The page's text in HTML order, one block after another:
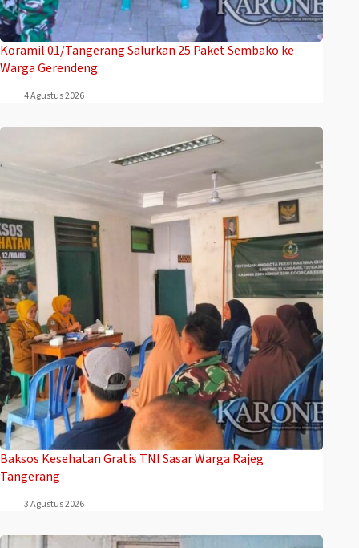
Koramil 01/Tangerang Salurkan 25 Paket Sembako ke
Warga Gerendeng
4 Agustus 2026
Baksos Kesehatan Gratis TNI Sasar Warga Rajeg
Tangerang
3 Agustus 2026